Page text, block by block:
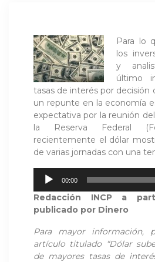
Para lo
los
y
último
tasas de interés por decisión
un repunte en la economía
expectativa por la reunión
la Reserva Federal
recientemente el dólar
de varias jornadas con una
Reproductor
audio
00:00
Redacción INCP a
publicado por Dinero
Para mayor información,
artículo titulado “Dólar
de mayores tasas de